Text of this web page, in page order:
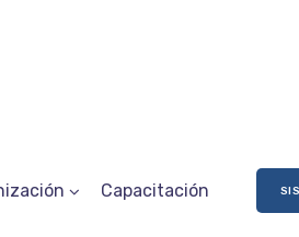
Capacitación